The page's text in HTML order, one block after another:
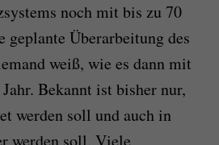
noch mit bis zu 70
geplante Überarbeitung des
weiß, wie es dann mit
Bekannt ist bisher nur,
werden soll und auch in